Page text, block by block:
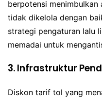
berpotensi
tidak dikelola dengan
strategi pengaturan lalu
memadai untuk
3. Infrastruktur
Diskon tarif tol yang